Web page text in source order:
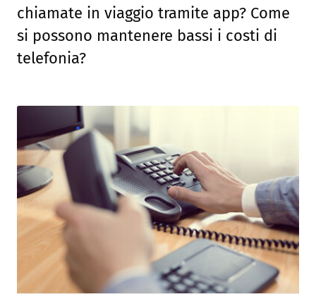
chiamate in viaggio tramite app? Come
si possono mantenere bassi i costi di
telefonia?